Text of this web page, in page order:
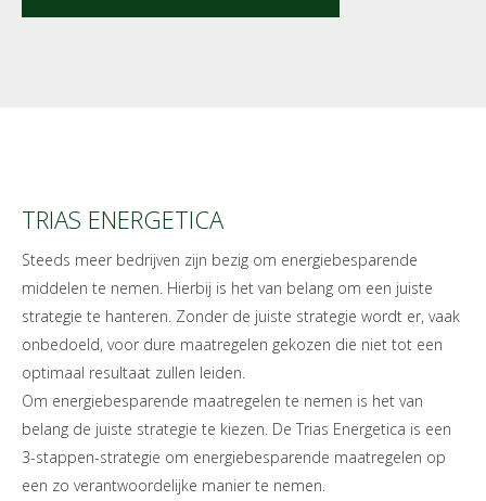
TRIAS ENERGETICA
Steeds meer bedrijven zijn bezig om energiebesparende
middelen te nemen. Hierbij is het van belang om een juiste
strategie te hanteren. Zonder de juiste strategie wordt er, vaak
onbedoeld, voor dure maatregelen gekozen die niet tot een
optimaal resultaat zullen leiden.
Om energiebesparende maatregelen te nemen is het van
belang de juiste strategie te kiezen. De Trias Energetica is een
3-stappen-strategie om energiebesparende maatregelen op
een zo verantwoordelijke manier te nemen.